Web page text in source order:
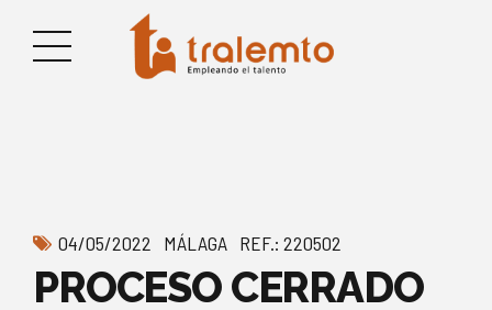
04/05/2022 MÁLAGA REF.: 220502
PROCESO CERRADO